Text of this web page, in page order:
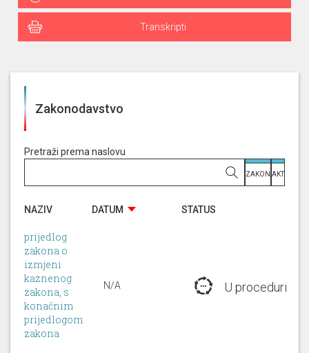
Transkripti
Zakonodavstvo
Pretraži prema naslovu
ZAKON AKT
NAZIV DATUM STATUS
prijedlog
zakona o
izmjeni
kaznenog
zakona, s
konačnim
prijedlogom
zakona
N/A U proceduri